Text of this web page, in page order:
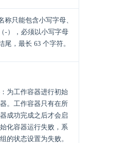
称只能包含小写字母、
-），必须以小写字母
尾，最长 63 个字符。
：为工作容器进行初始
。工作容器只有在所
成功完成之后才会启
化容器运行失败，系
的状态设置为失败。